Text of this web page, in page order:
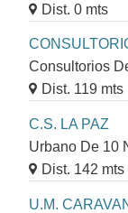
Dist. 0 mts
Consultorios
Dist. 119 mts
C.S. LA PAZ
Urbano De 10
Dist. 142 mts
U.M.